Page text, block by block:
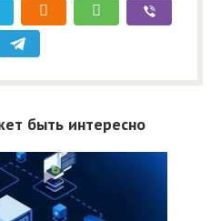
быть интересно